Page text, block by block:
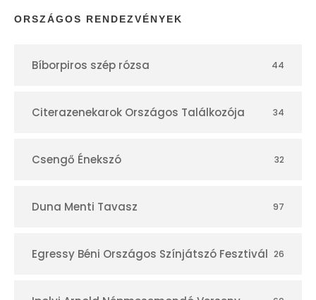
p
r
ORSZÁGOS RENDEZVÉNYEK
Bíborpiros szép rózsa 44
Citerazenekarok Országos Találkozója 34
Csengő Énekszó 32
Duna Menti Tavasz 97
Egressy Béni Országos Színjátszó Fesztivál 26